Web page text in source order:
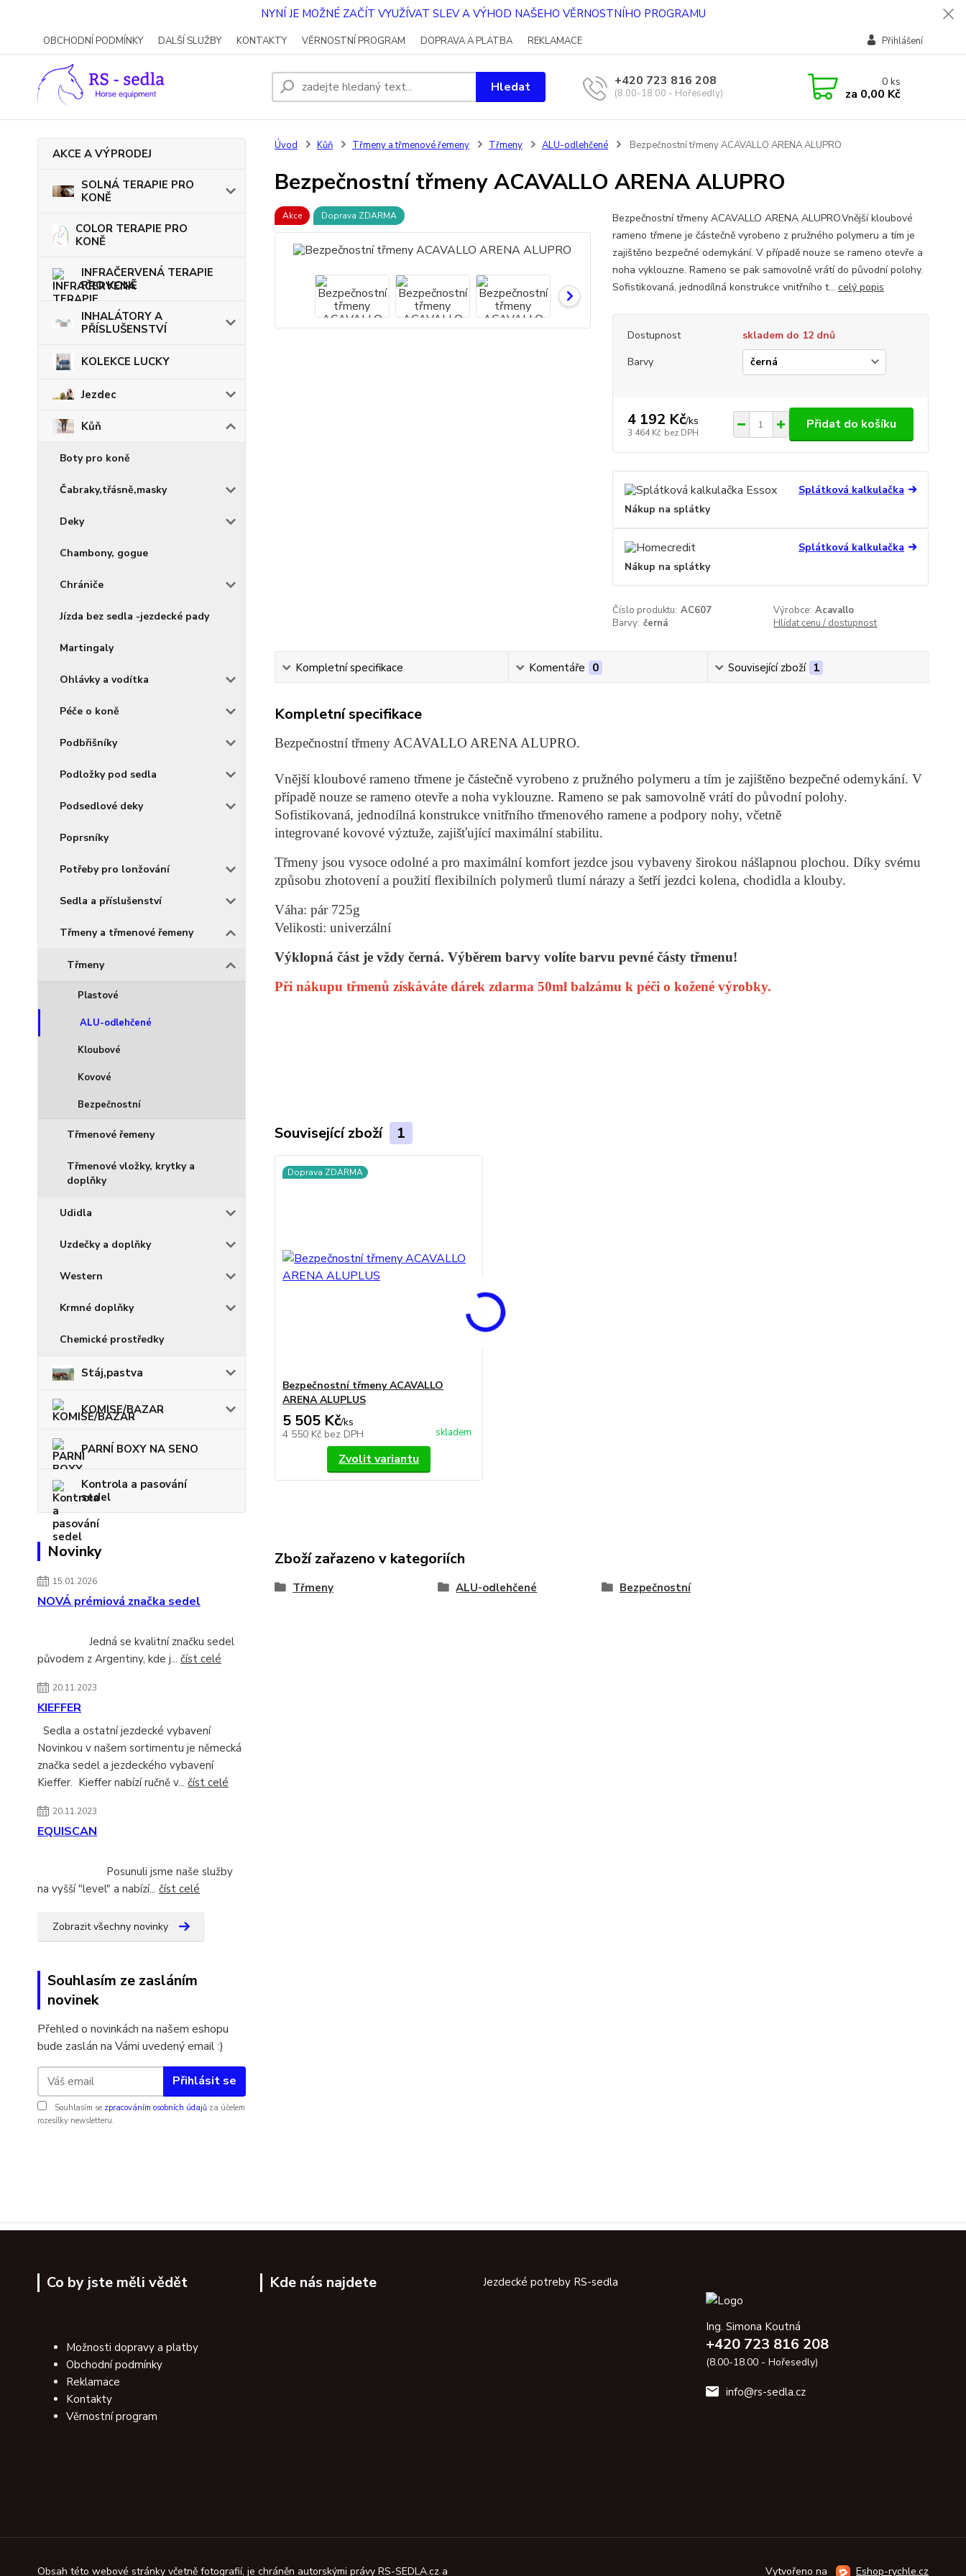
NYNÍ JE MOŽNÉ ZAČÍT VYUŽÍVAT SLEV A VÝHOD NAŠEHO VĚRNOSTNÍHO PROGRAMU
OBCHODNÍ PODMÍNKY DALŠÍ SLUŽBY KONTAKTY VĚRNOSTNÍ PROGRAM DOPRAVA A PLATBA REKLAMACE Přihlášení
Hledat +420 723 816 208
(8.00-18.00 - Hořesedly)
0ks
za 0,00 Kč
AKCE A VÝPRODEJ
SOLNÁ TERAPIE PRO
KONĚ
COLOR TERAPIE PRO
KONĚ
INFRAČERVENÁ TERAPIE
PRO KONĚ
INHALÁTORY A
PŘÍSLUŠENSTVÍ
KOLEKCE LUCKY
Jezdec
Kůň
Boty pro koně
Čabraky,třásně,masky
Deky
Chambony, gogue
Chrániče
Jízda bez sedla -jezdecké pady
Martingaly
Ohlávky a vodítka
Péče o koně
Podbřišníky
Podložky pod sedla
Podsedlové deky
Poprsníky
Potřeby pro lonžování
Sedla a příslušenství
Třmeny a třmenové řemeny
Třmeny
Plastové
ALU-odlehčené
Kloubové
Kovové
Bezpečnostní
Třmenové řemeny
Třmenové vložky, krytky a
doplňky
Udidla
Uzdečky a doplňky
Western
Krmné doplňky
Chemické prostředky
Stáj,pastva
KOMISE/BAZAR
PARNÍ BOXY NA SENO
Kontrola a pasování
sedel
Novinky
15.01.2026
NOVÁ prémiová značka sedel
Jedná se kvalitní značku sedel
původem z Argentiny, kde j... číst celé
20.11.2023
KIEFFER
Sedla a ostatní jezdecké vybavení
Novinkou v našem sortimentu je německá
značka sedel a jezdeckého vybavení
Kieffer. Kieffer nabízí ručně v... číst celé
20.11.2023
EQUISCAN
Posunuli jsme naše služby
na vyšší "level" a nabízí... číst celé
Zobrazit všechny novinky
Souhlasím ze zasláním
novinek
Přehled o novinkách na našem eshopu
bude zaslán na Vámi uvedený email :)
Přihlásit se
Souhlasím se zpracováním osobních údajů za účelem
rozesílky newsletteru.
Úvod Kůň Třmeny a třmenové řemeny Třmeny ALU-odlehčené Bezpečnostní třmeny ACAVALLO ARENA ALUPRO
Bezpečnostní třmeny ACAVALLO ARENA ALUPRO
Akce Doprava ZDARMA
Bezpečnostní třmeny ACAVALLO ARENA ALUPRO.Vnější kloubové
rameno třmene je částečně vyrobeno z pružného polymeru a tím je
zajištěno bezpečné odemykání. V případě nouze se rameno otevře a
noha vyklouzne. Rameno se pak samovolně vrátí do původní polohy.
Sofistikovaná, jednodílná konstrukce vnitřního t... celý popis
Dostupnost
skladem do 12 dnů
Barvy
4 192 Kč/ks
3 464 Kč bez DPH
Přidat do košíku
Splátková kalkulačka
Nákup na splátky
Splátková kalkulačka
Nákup na splátky
Číslo produktu: AC607 Výrobce: Acavallo
Barvy: černá Hlídat cenu / dostupnost
Kompletní specifikace Komentáře 0 Související zboží 1
Kompletní specifikace
Bezpečnostní třmeny ACAVALLO ARENA ALUPRO.
Vnější kloubové rameno třmene je částečně vyrobeno z pružného polymeru a tím je zajištěno bezpečné odemykání. V
případě nouze se rameno otevře a noha vyklouzne. Rameno se pak samovolně vrátí do původní polohy.
Sofistikovaná, jednodílná konstrukce vnitřního třmenového ramene a podpory nohy, včetně
integrované kovové výztuže, zajišťující maximální stabilitu.
Třmeny jsou vysoce odolné a pro maximální komfort jezdce jsou vybaveny širokou nášlapnou plochou. Díky svému
způsobu zhotovení a použití flexibilních polymerů tlumí nárazy a šetří jezdci kolena, chodidla a klouby.
Váha: pár 725g
Velikosti: univerzální
Výklopná část je vždy černá. Výběrem barvy volíte barvu pevné částy třmenu!
Při nákupu třmenů získáváte dárek zdarma 50ml balzámu k péči o kožené výrobky.
Související zboží 1
Doprava ZDARMA
Bezpečnostní třmeny ACAVALLO
ARENA ALUPLUS
5 505 Kč/ks
4 550 Kč bez DPH skladem
Zvolit variantu
Zboží zařazeno v kategoriích
Třmeny ALU-odlehčené Bezpečnostní
Co by jste měli vědět
Možnosti dopravy a platby
Obchodní podmínky
Reklamace
Kontakty
Věrnostní program
Kde nás najdete Jezdecké potreby RS-sedla
Ing. Simona Koutná
+420 723 816 208
(8.00-18.00 - Hořesedly)
info@rs-sedla.cz
Obsah této webové stránky včetně fotografií, je chráněn autorskými právy RS-SEDLA.cz a Vytvořeno na Eshop-rychle.cz